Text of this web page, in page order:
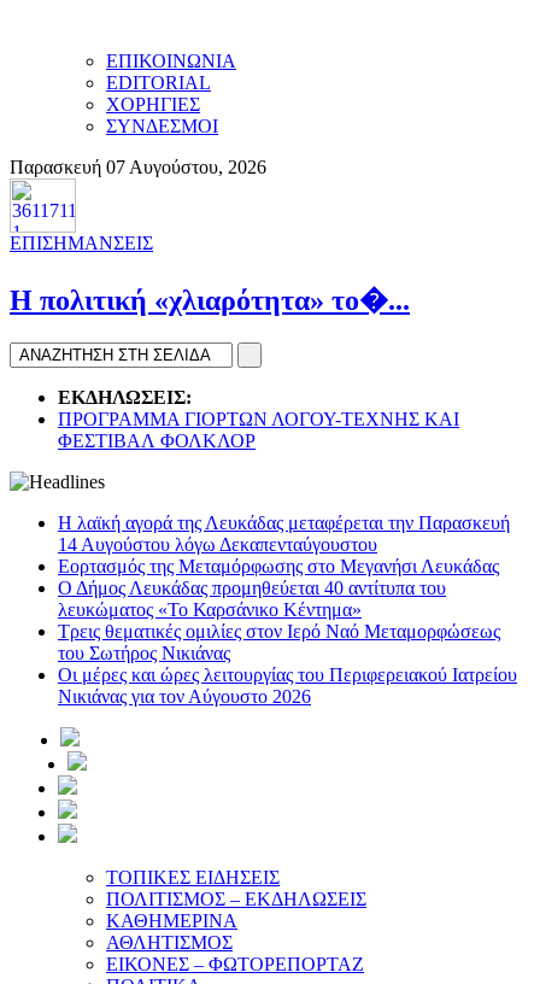
ΕΠΙΚΟΙΝΩΝΙΑ
EDITORIAL
ΧΟΡΗΓΙΕΣ
ΣΥΝΔΕΣΜΟΙ
Παρασκευή 07 Αυγούστου, 2026
ΕΠΙΣΗΜΑΝΣΕΙΣ
H πολιτική «χλιαρότητα» το�...
ΕΚΔΗΛΩΣΕΙΣ:
ΠΡΟΓΡΑΜΜΑ ΓΙΟΡΤΩΝ ΛΟΓΟΥ-ΤΕΧΝΗΣ ΚΑΙ
ΦΕΣΤΙΒΑΛ ΦΟΛΚΛΟΡ
Η λαϊκή αγορά της Λευκάδας μεταφέρεται την Παρασκευή
14 Αυγούστου λόγω Δεκαπενταύγουστου
Εορτασμός της Μεταμόρφωσης στο Μεγανήσι Λευκάδας
Ο Δήμος Λευκάδας προμηθεύεται 40 αντίτυπα του
λευκώματος «Το Καρσάνικο Κέντημα»
Τρεις θεματικές ομιλίες στον Ιερό Ναό Μεταμορφώσεως
του Σωτήρος Νικιάνας
Οι μέρες και ώρες λειτουργίας του Περιφερειακού Ιατρείου
Νικιάνας για τον Αύγουστο 2026
ΤΟΠΙΚΕΣ ΕΙΔΗΣΕΙΣ
ΠΟΛΙΤΙΣΜΟΣ – ΕΚΔΗΛΩΣΕΙΣ
ΚΑΘΗΜΕΡΙΝΑ
ΑΘΛΗΤΙΣΜΟΣ
ΕΙΚΟΝΕΣ – ΦΩΤΟΡΕΠΟΡΤΑΖ